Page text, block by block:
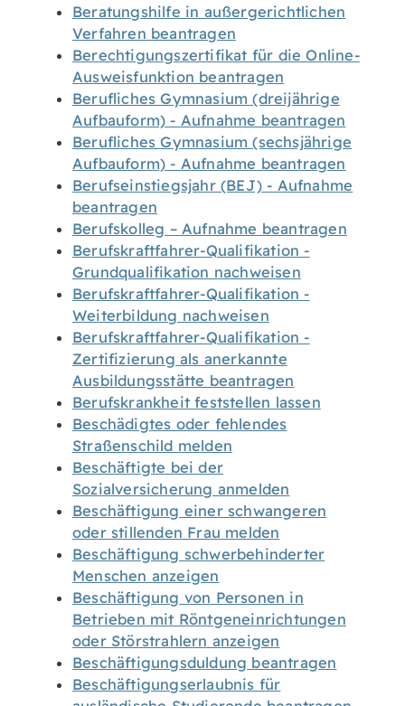
Beratungshilfe in außergerichtlichen
Verfahren beantragen
Berechtigungszertifikat für die Online-
Ausweisfunktion beantragen
Berufliches Gymnasium (dreijährige
Aufbauform) - Aufnahme beantragen
Berufliches Gymnasium (sechsjährige
Aufbauform) - Aufnahme beantragen
Berufseinstiegsjahr (BEJ) - Aufnahme
beantragen
Berufskolleg – Aufnahme beantragen
Berufskraftfahrer-Qualifikation -
Grundqualifikation nachweisen
Berufskraftfahrer-Qualifikation -
Weiterbildung nachweisen
Berufskraftfahrer-Qualifikation -
Zertifizierung als anerkannte
Ausbildungsstätte beantragen
Berufskrankheit feststellen lassen
Beschädigtes oder fehlendes
Straßenschild melden
Beschäftigte bei der
Sozialversicherung anmelden
Beschäftigung einer schwangeren
oder stillenden Frau melden
Beschäftigung schwerbehinderter
Menschen anzeigen
Beschäftigung von Personen in
Betrieben mit Röntgeneinrichtungen
oder Störstrahlern anzeigen
Beschäftigungsduldung beantragen
Beschäftigungserlaubnis für